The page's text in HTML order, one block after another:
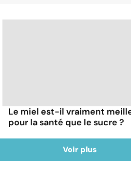
Le miel est-il vraiment
pour la santé que le sucre ?
Voir plus